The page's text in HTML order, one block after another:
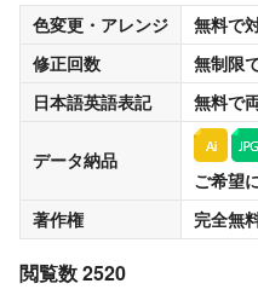
色変更・アレンジ
無料で
修正回数
無制限
日本語英語表記
無料で
データ納品
ご希望
著作権
完全無
閲覧数 2520